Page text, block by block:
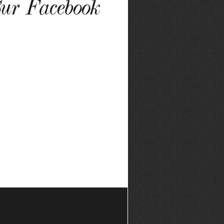
Facebook